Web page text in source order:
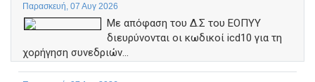
Παρασκευή, 07 Αυγ 2026
Με απόφαση του Δ.Σ του ΕΟΠΥΥ
διευρύνονται οι κωδικοί icd10 για τη
χορήγηση συνεδριών...